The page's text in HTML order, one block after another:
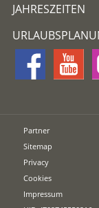
JAHRESZEITEN
Partner
Sitemap
Privacy
Cookies
Impressum